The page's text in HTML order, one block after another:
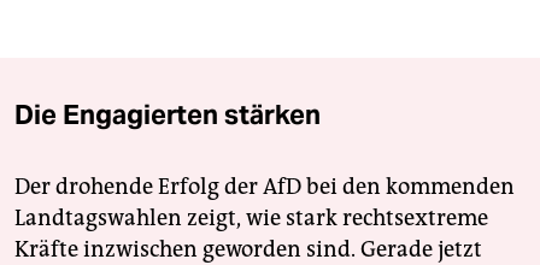
Die Engagierten stärken
Der drohende Erfolg der AfD bei den kommenden
Landtagswahlen zeigt, wie stark rechtsextreme
Kräfte inzwischen geworden sind. Gerade jetzt